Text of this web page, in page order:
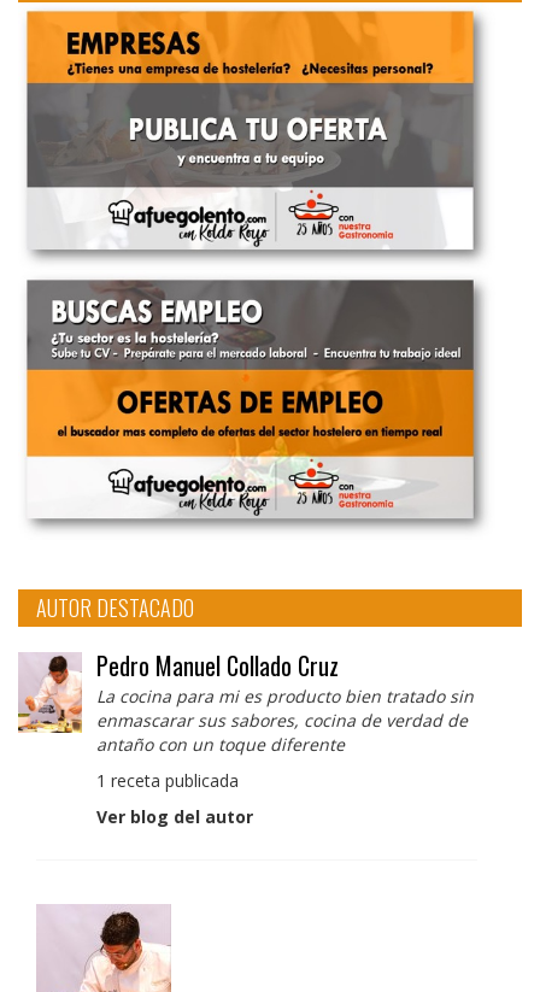
AUTOR DESTACADO
Pedro Manuel Collado Cruz
La cocina para mi es producto bien tratado sin
enmascarar sus sabores, cocina de verdad de
antaño con un toque diferente
1 receta publicada
Ver blog del autor